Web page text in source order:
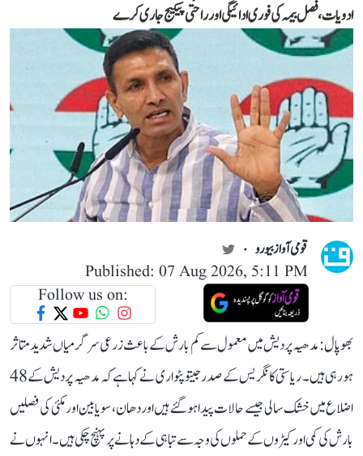
ادویات، فصل بیمہ کی فوری ادائیگی اور راحتی پیکیج جاری کرے
قومی آواز بیورو
Published: 07 Aug 2026, 5:11 PM
Follow us on:
بھوپال: مدھیہ پردیش میں معمول سے کم بارش کے باعث زرعی سرگرمیاں شدید متاثر
ہو رہی ہیں۔ ریاستی کانگریس کے صدر جیتو پٹواری نے کہا ہے کہ مدھیہ پردیش کے 48
اضلاع میں خشک سالی جیسے حالات پیدا ہو گئے ہیں اور دھان، سویابین اور مکئی کی فصلیں
بارش کی کمی اور کیڑوں کے حملوں کی وجہ سے تباہی کے دہانے پر پہنچ چکی ہیں۔ انہوں نے